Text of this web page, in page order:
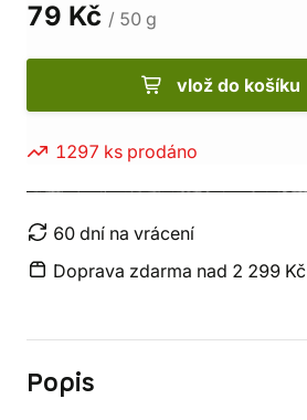
79 Kč / 50 g
vlož do košíku
1297 ks prodáno
60 dní na vrácení
Doprava zdarma nad 2 299 Kč
Popis